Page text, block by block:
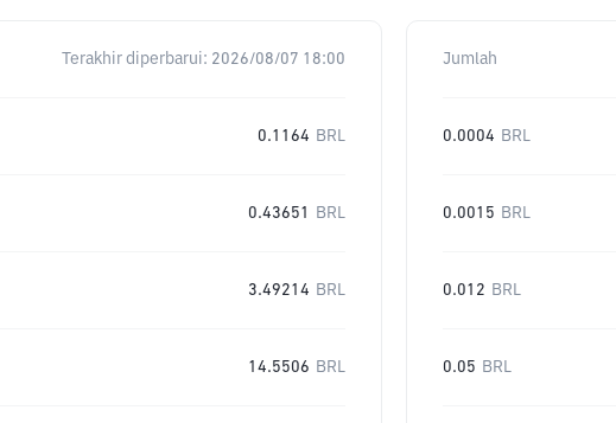
Terakhir diperbarui: 2026/08/07 18:00
0.1164 BRL
0.43651 BRL
3.49214 BRL
14.5506 BRL
Jumlah
0.0004 BRL
0.0015 BRL
0.012 BRL
0.05 BRL